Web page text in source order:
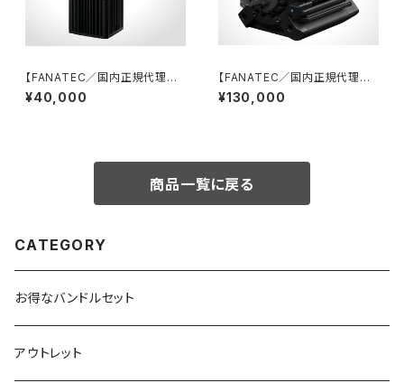
【FANATEC／国内正規代理店】
ClubSport Shifter SQ V1.5
¥40,000
【FANATEC／国内正規代理店】
ClubSport DD+（PS対応18N
mダイレクトドライブモーターベ
¥130,000
商品一覧に戻る
CATEGORY
お得なバンドルセット
アウトレット